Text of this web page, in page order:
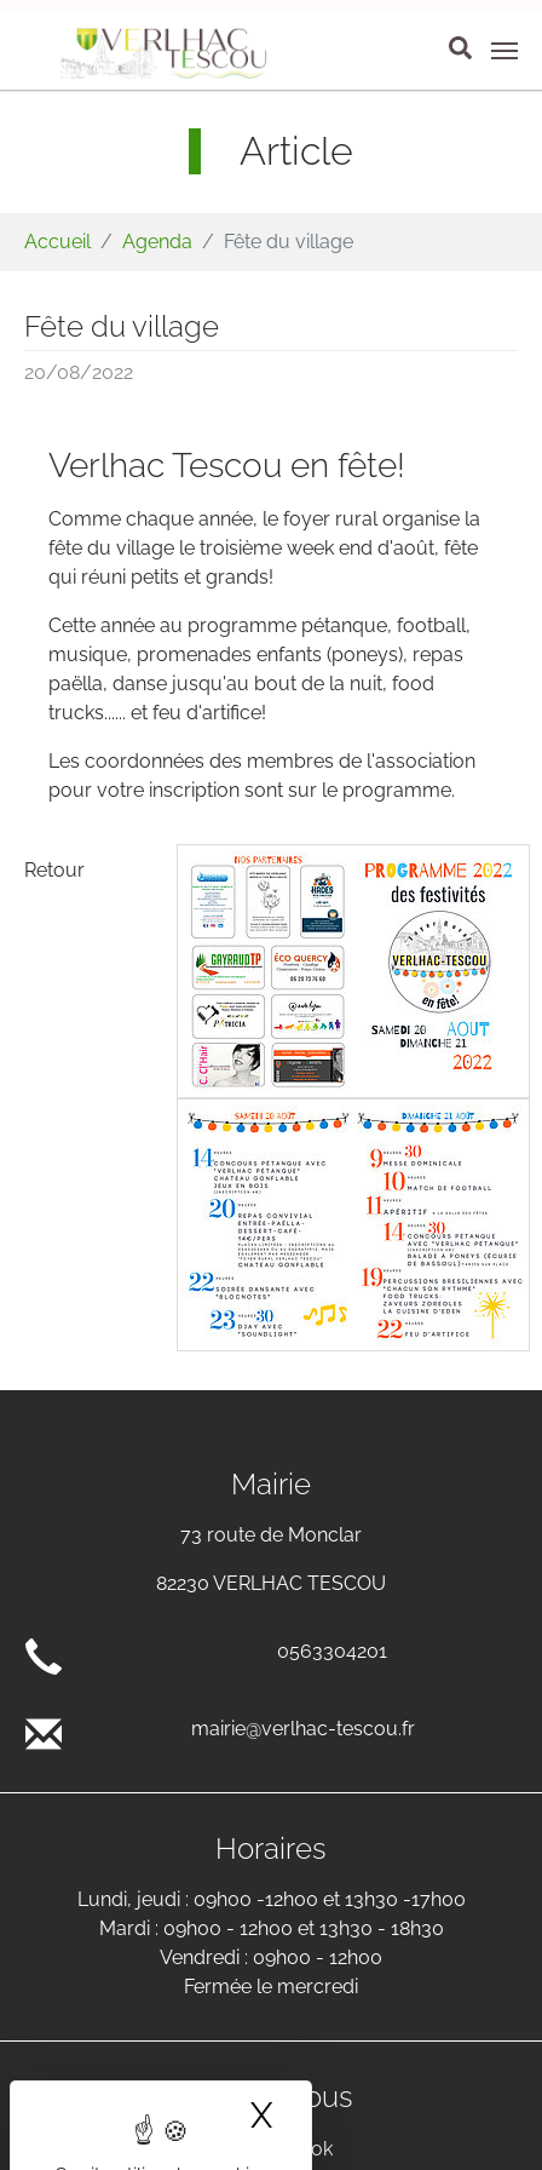
Article
Accueil Agenda Fête du village
Fête du village
20/08/2022
Verlhac Tescou en fête!
Comme chaque année, le foyer rural organise la
fête du village le troisième week end d'août, fête
qui réuni petits et grands!
Cette année au programme pétanque, football,
musique, promenades enfants (poneys), repas
paëlla, danse jusqu'au bout de la nuit, food
trucks...... et feu d'artifice!
Les coordonnées des membres de l'association
pour votre inscription sont sur le programme.
Retour
Mairie
73 route de Monclar
82230 VERLHAC TESCOU
0563304201
mairie@verlhac-tescou.fr
Horaires
Lundi, jeudi : 09h00 -12h00 et 13h30 -17h00
Mardi : 09h00 - 12h00 et 13h30 - 18h30
Vendredi : 09h00 - 12h00
Fermée le mercredi
Suivez-nous
Facebook
X Masquer le